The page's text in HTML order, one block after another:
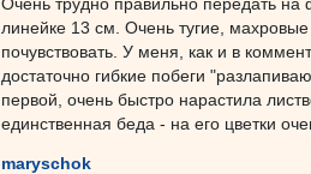
Очень трудно правильно передать
линейке 13 см. Очень тугие,
почувствовать. У меня, как и в
достаточно гибкие побеги
первой, очень быстро нарастила
единственная беда - на его цветки
maryschok